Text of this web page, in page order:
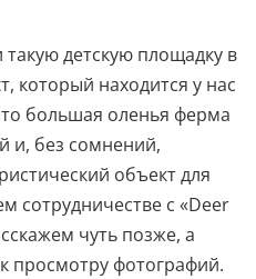
детскую площадку в
который находится у нас
большая оленья ферма
и, без сомнений,
объект для
сотрудничестве с «Deer
чуть позже, а
просмотру фотографий.